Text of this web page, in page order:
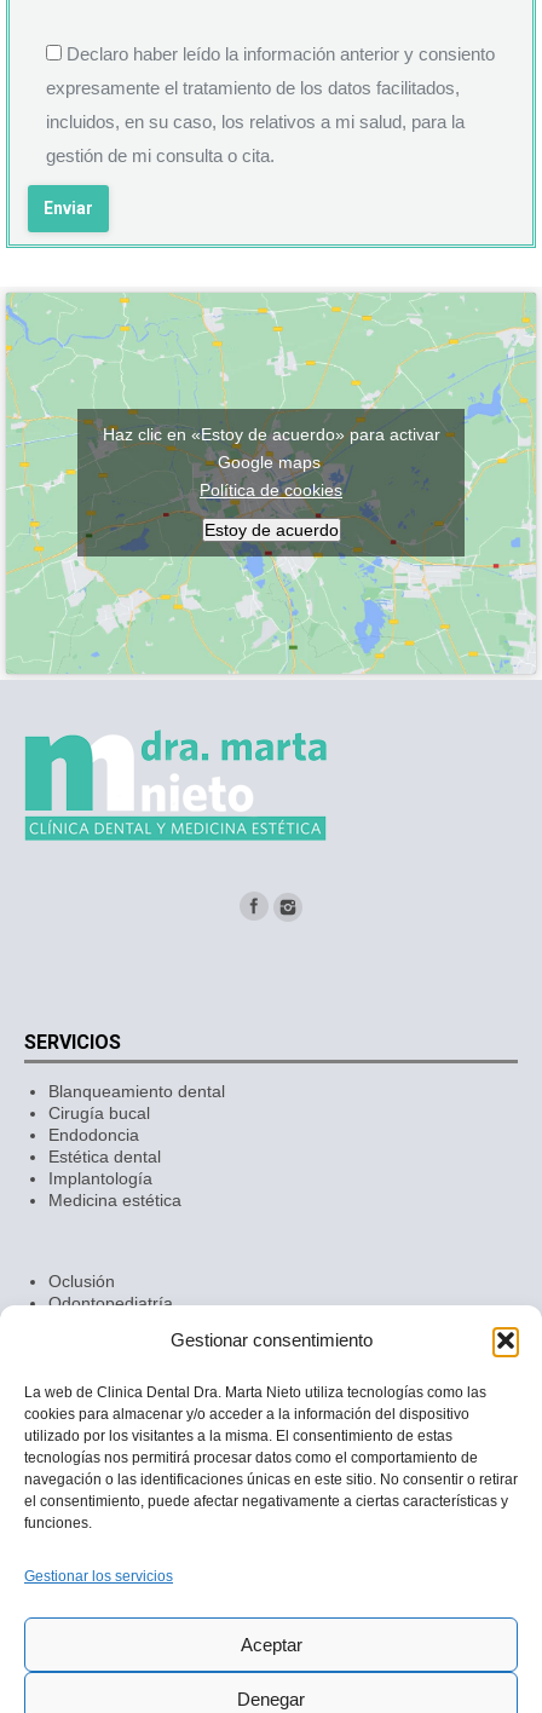
Gestionar consentimiento
La web de Clinica Dental Dra. Marta Nieto utiliza tecnologías como las
cookies para almacenar y/o acceder a la información del dispositivo
utilizado por los visitantes a la misma. El consentimiento de estas
tecnologías nos permitirá procesar datos como el comportamiento de
navegación o las identificaciones únicas en este sitio. No consentir o retirar
el consentimiento, puede afectar negativamente a ciertas características y
funciones.
Gestionar los servicios
Aceptar
Denegar
Declaro haber leído la información anterior y consiento
expresamente el tratamiento de los datos facilitados,
incluidos, en su caso, los relativos a mi salud, para la
gestión de mi consulta o cita.
Haz clic en «Estoy de acuerdo» para activar
Google maps
Política de cookies
Estoy de acuerdo
SERVICIOS
Blanqueamiento dental
Cirugía bucal
Endodoncia
Estética dental
Implantología
Medicina estética
Oclusión
Odontopediatría
Prótesis dentales
Radiología dental
DRª MARTA NIETO
QUIÉNES SOMOS
Aviso legal